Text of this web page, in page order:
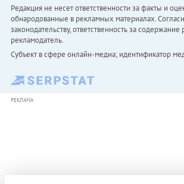
Редакция не несет ответственности за факты и
обнародованные в рекламных материалах.
законодательству, ответственность за
рекламодатель.
Субъект в сфере онлайн-медиа; идентификатор
РЕКЛАМА